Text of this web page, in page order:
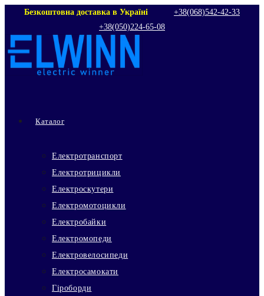
Перейти
вмісту
Безкоштовна доставка в Україні
+38(068)542‑42‑33
+38(050)224‑65‑08
Каталог
Електротранспорт
Електротрицикли
Електроскутери
Електромотоцикли
Електробайки
Електромопеди
Електровелосипеди
Електросамокати
Гіроборди